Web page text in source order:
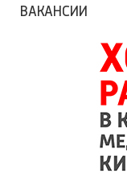
ВАКАНСИИ